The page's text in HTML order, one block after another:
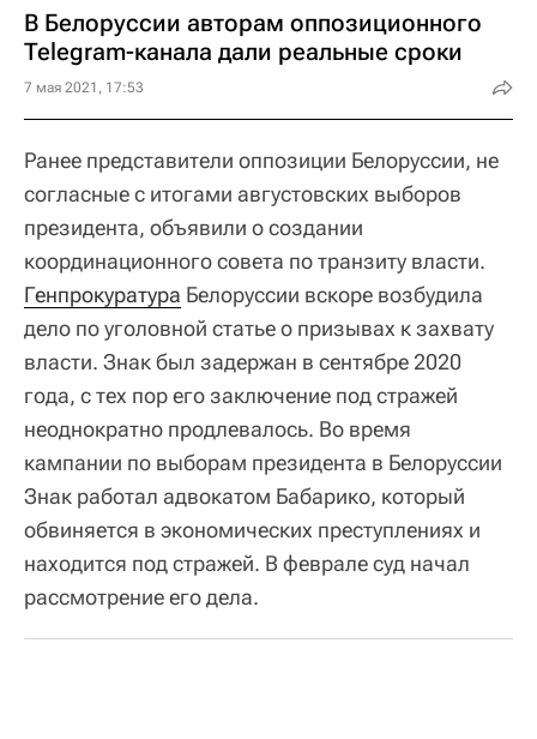
В Белоруссии авторам оппозиционного
Telegram-канала дали реальные сроки
7 мая 2021, 17:53
Ранее представители оппозиции Белоруссии, не
согласные с итогами августовских выборов
президента, объявили о создании
координационного совета по транзиту власти.
Генпрокуратура Белоруссии вскоре возбудила
дело по уголовной статье о призывах к захвату
власти. Знак был задержан в сентябре 2020
года, с тех пор его заключение под стражей
неоднократно продлевалось. Во время
кампании по выборам президента в Белоруссии
Знак работал адвокатом Бабарико, который
обвиняется в экономических преступлениях и
находится под стражей. В феврале суд начал
рассмотрение его дела.